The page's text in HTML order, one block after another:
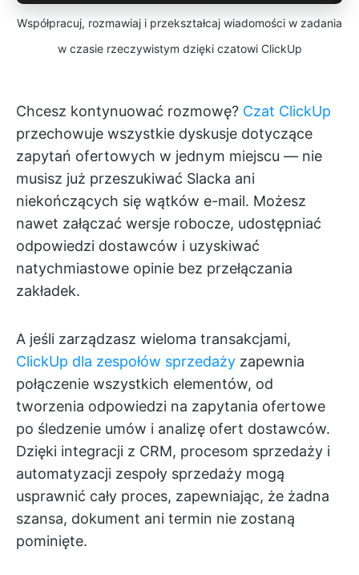
Współpracuj, rozmawiaj i przekształcaj wiadomości w zadania
w czasie rzeczywistym dzięki czatowi ClickUp
Chcesz kontynuować rozmowę? Czat ClickUp
przechowuje wszystkie dyskusje dotyczące
zapytań ofertowych w jednym miejscu — nie
musisz już przeszukiwać Slacka ani
niekończących się wątków e-mail. Możesz
nawet załączać wersje robocze, udostępniać
odpowiedzi dostawców i uzyskiwać
natychmiastowe opinie bez przełączania
zakładek.
A jeśli zarządzasz wieloma transakcjami,
ClickUp dla zespołów sprzedaży zapewnia
połączenie wszystkich elementów, od
tworzenia odpowiedzi na zapytania ofertowe
po śledzenie umów i analizę ofert dostawców.
Dzięki integracji z CRM, procesom sprzedaży i
automatyzacji zespoły sprzedaży mogą
usprawnić cały proces, zapewniając, że żadna
szansa, dokument ani termin nie zostaną
pominięte.